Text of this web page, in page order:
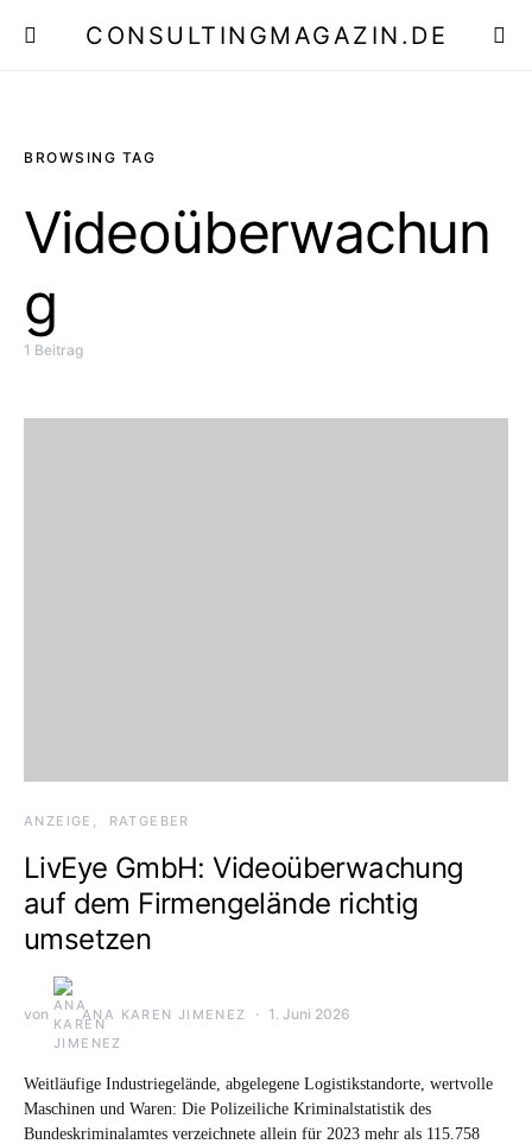
CONSULTINGMAGAZIN.DE
BROWSING TAG
Videoüberwachun
g
1 Beitrag
ANZEIGE RATGEBER
LivEye GmbH: Videoüberwachung
auf dem Firmengelände richtig
umsetzen
von ANA KAREN JIMENEZ 1. Juni 2026
Weitläufige Industriegelände, abgelegene Logistikstandorte, wertvolle
Maschinen und Waren: Die Polizeiliche Kriminalstatistik des
Bundeskriminalamtes verzeichnete allein für 2023 mehr als 115.758